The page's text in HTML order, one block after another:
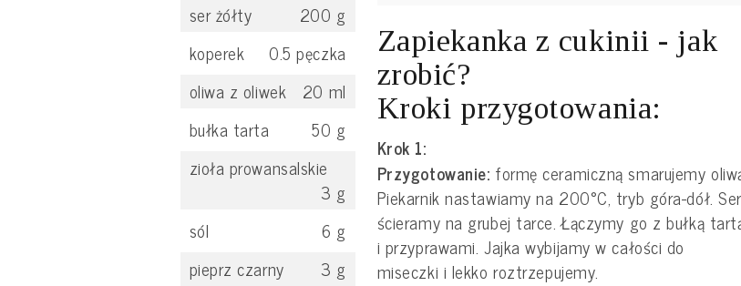
ser żółty
200 g
koperek
0.5 pęczka
oliwa z oliwek
20 ml
bułka tarta
50 g
zioła prowansalskie
3 g
sól
6 g
pieprz czarny
3 g
Zapiekanka z cukinii - jak
zrobić?
Kroki przygotowania:
Krok 1:
Przygotowanie: formę ceramiczną smarujemy
Piekarnik nastawiamy na 200°C, tryb góra-dół. Ser
ścieramy na grubej tarce. Łączymy go z bułką
i przyprawami. Jajka wybijamy w całości do
miseczki i lekko roztrzepujemy.